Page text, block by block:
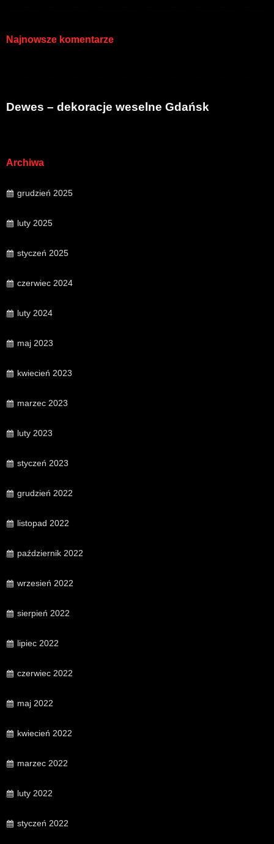
Najnowsze komentarze
Dewes – dekoracje weselne Gdańsk
Archiwa
grudzień 2025
luty 2025
styczeń 2025
czerwiec 2024
luty 2024
maj 2023
kwiecień 2023
marzec 2023
luty 2023
styczeń 2023
grudzień 2022
listopad 2022
październik 2022
wrzesień 2022
sierpień 2022
lipiec 2022
czerwiec 2022
maj 2022
kwiecień 2022
marzec 2022
luty 2022
styczeń 2022